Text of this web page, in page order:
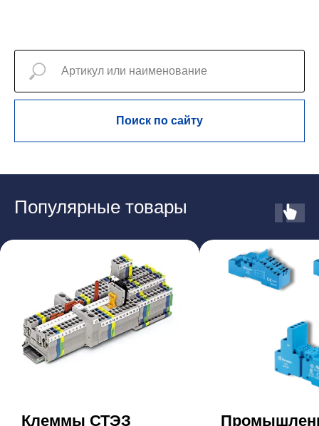
Поиск по сайту
Популярные товары
Клеммы СТЭЗ